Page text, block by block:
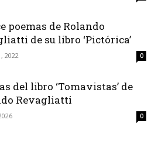
poemas de Rolando
de su libro ‘Pictórica’
2022 0
del libro ‘Tomavistas’ de
Revagliatti
0